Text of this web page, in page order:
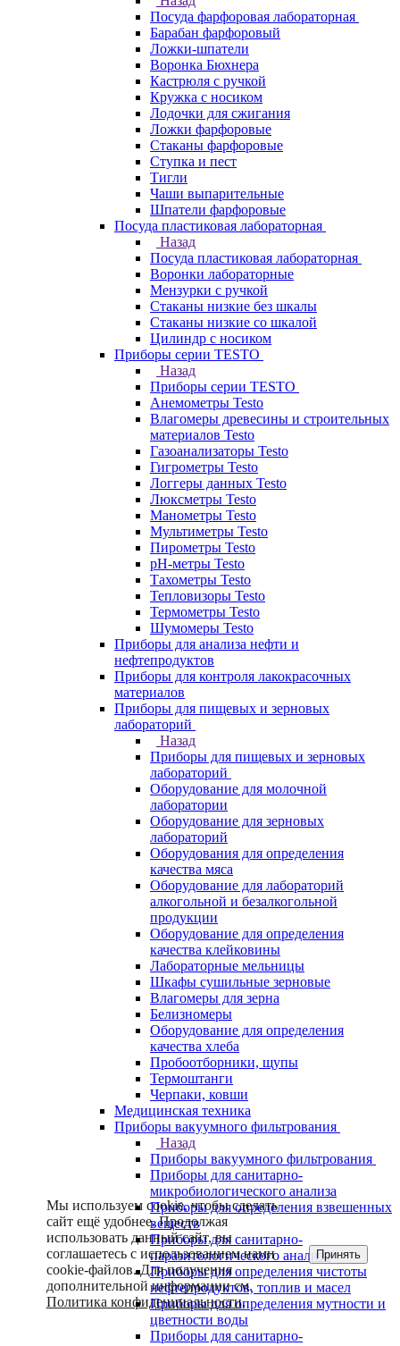
Посуда фарфоровая лабораторная
Барабан фарфоровый
Ложки-шпатели
Воронка Бюхнера
Кастрюля с ручкой
Кружка с носиком
Лодочки для сжигания
Ложки фарфоровые
Стаканы фарфоровые
Ступка и пест
Тигли
Чаши выпарительные
Шпатели фарфоровые
Посуда пластиковая лабораторная
Назад
Посуда пластиковая лабораторная
Воронки лабораторные
Мензурки с ручкой
Стаканы низкие без шкалы
Стаканы низкие со шкалой
Цилиндр с носиком
Приборы серии TESTO
Назад
Приборы серии TESTO
Анемометры Testo
Влагомеры древесины и строительных
материалов Testo
Газоанализаторы Testo
Гигрометры Testo
Логгеры данных Testo
Люксметры Testo
Манометры Testo
Мультиметры Testo
Пирометры Testo
pH-метры Testo
Тахометры Testo
Тепловизоры Testo
Термометры Testo
Шумомеры Testo
Приборы для анализа нефти и
нефтепродуктов
Приборы для контроля лакокрасочных
материалов
Приборы для пищевых и зерновых
лабораторий
Назад
Приборы для пищевых и зерновых
лабораторий
Оборудование для молочной
лаборатории
Оборудование для зерновых
лабораторий
Оборудования для определения
качества мяса
Оборудование для лабораторий
алкогольной и безалкогольной
продукции
Оборудование для определения
качества клейковины
Лабораторные мельницы
Шкафы сушильные зерновые
Влагомеры для зерна
Белизномеры
Оборудование для определения
качества хлеба
Пробоотборники, щупы
Термоштанги
Черпаки, ковши
Медицинская техника
Приборы вакуумного фильтрования
Назад
Приборы вакуумного фильтрования
Приборы для санитарно-
микробиологического анализа
Приборы для определения взвешенных
веществ
Приборы для санитарно-
паразитологического анализа
Приборы для определения чистоты
нефтепродуктов, топлив и масел
Приборы для определения мутности и
цветности воды
Приборы для санитарно-
Мы используем cookie, чтобы сделать
сайт ещё удобнее. Продолжая
использовать данный сайт, вы
соглашаетесь с использованием нами
cookie-файлов. Для получения
дополнительной информации см.
Политика конфиденциальности.
Принять